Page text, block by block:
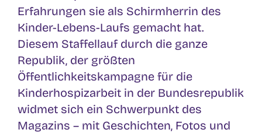
Erfahrungen sie als Schirmherrin des
Kinder-Lebens-Laufs gemacht hat.
Diesem Staffellauf durch die ganze
Republik, der größten
Öffentlichkeitskampagne für die
Kinderhospizarbeit in der Bundesrepublik
widmet sich ein Schwerpunkt des
Magazins – mit Geschichten, Fotos und